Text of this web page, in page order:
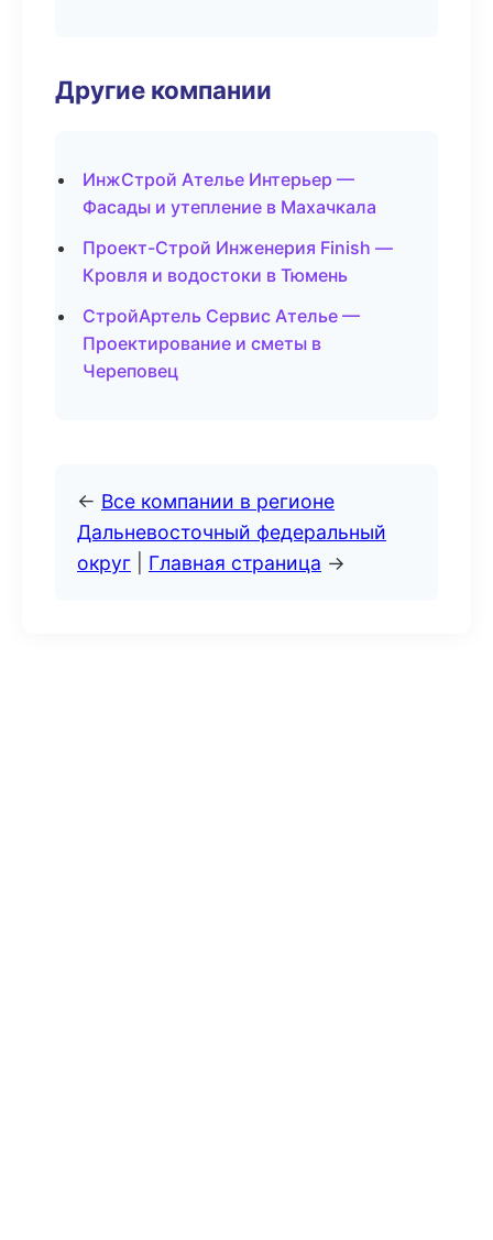
Другие компании
ИнжСтрой Ателье Интерьер —
Фасады и утепление в Махачкала
Проект-Строй Инженерия Finish —
Кровля и водостоки в Тюмень
СтройАртель Сервис Ателье —
Проектирование и сметы в
Череповец
← Все компании в регионе
Дальневосточный федеральный
округ
Главная страница →